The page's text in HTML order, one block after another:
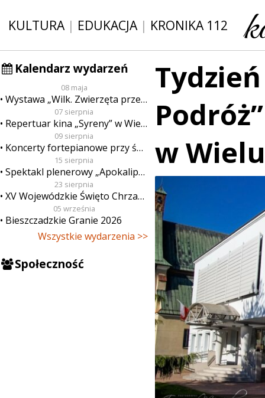
KULTURA| EDUKACJA| KRONIKA 112
Kalendarz wydarzeń
08 maja
Wystawa „Wilk. Zwierzęta przeklęte”
07 sierpnia
Repertuar kina „Syreny” w Wieluniu w dn. od 7 do 13 sierpnia
09 sierpnia
Koncerty fortepianowe przy świecach
15 sierpnia
Spektakl plenerowy „Apokalipsa”
23 sierpnia
XV Wojewódzkie Święto Chrzanu
05 września
Bieszczadzkie Granie 2026
Wszystkie wydarzenia >>
Społeczność
w